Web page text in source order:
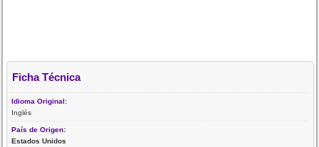
Ficha Técnica
Idioma Original:
Inglés
País de Origen:
Estados Unidos